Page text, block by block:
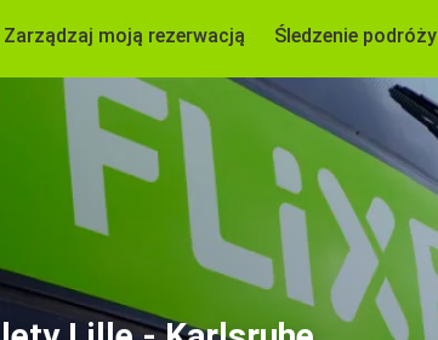
Zarządzaj moją rezerwacją Śledzenie podróży